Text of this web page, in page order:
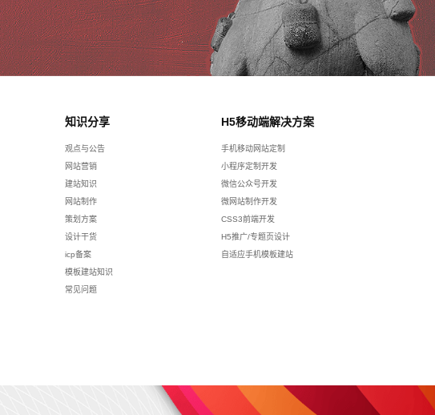
知识分享
观点与公告
网站营销
建站知识
网站制作
策划方案
设计干货
icp备案
模板建站知识
常见问题
H5移动端解决方案
手机移动网站定制
小程序定制开发
微信公众号开发
微网站制作开发
CSS3前端开发
H5推广/专题页设计
自适应手机模板建站